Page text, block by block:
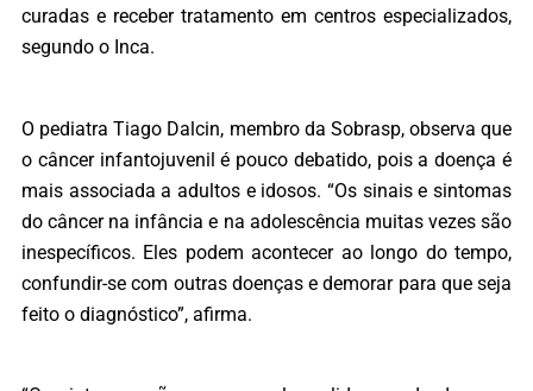
curadas e receber tratamento em centros especializados,
segundo o Inca.
O pediatra Tiago Dalcin, membro da Sobrasp, observa que
o câncer infantojuvenil é pouco debatido, pois a doença é
mais associada a adultos e idosos. “Os sinais e sintomas
do câncer na infância e na adolescência muitas vezes são
inespecíficos. Eles podem acontecer ao longo do tempo,
confundir-se com outras doenças e demorar para que seja
feito o diagnóstico”, afirma.